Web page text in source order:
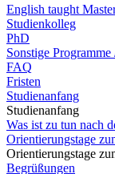
English taught
Studienkolleg
PhD
Sonstige
FAQ
Fristen
Studienanfang
Studienanfang
Was ist zu tun nach
Orientierungstage
Orientierungstage
Begrüßungen